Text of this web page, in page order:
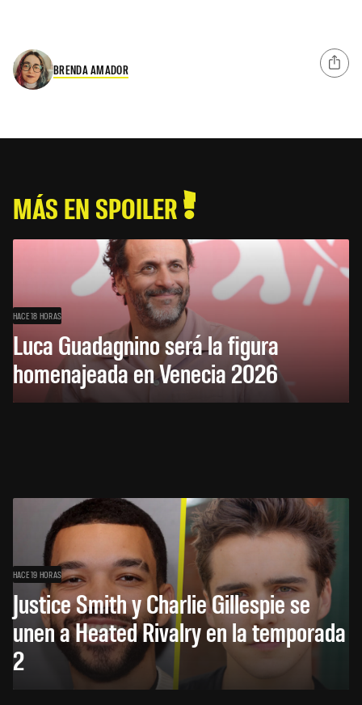
BRENDA AMADOR
MÁS EN SPOILER
HACE 18 HORAS
Luca Guadagnino será la figura
homenajeada en Venecia 2026
HACE 19 HORAS
Justice Smith y Charlie Gillespie se
unen a Heated Rivalry en la temporada
2